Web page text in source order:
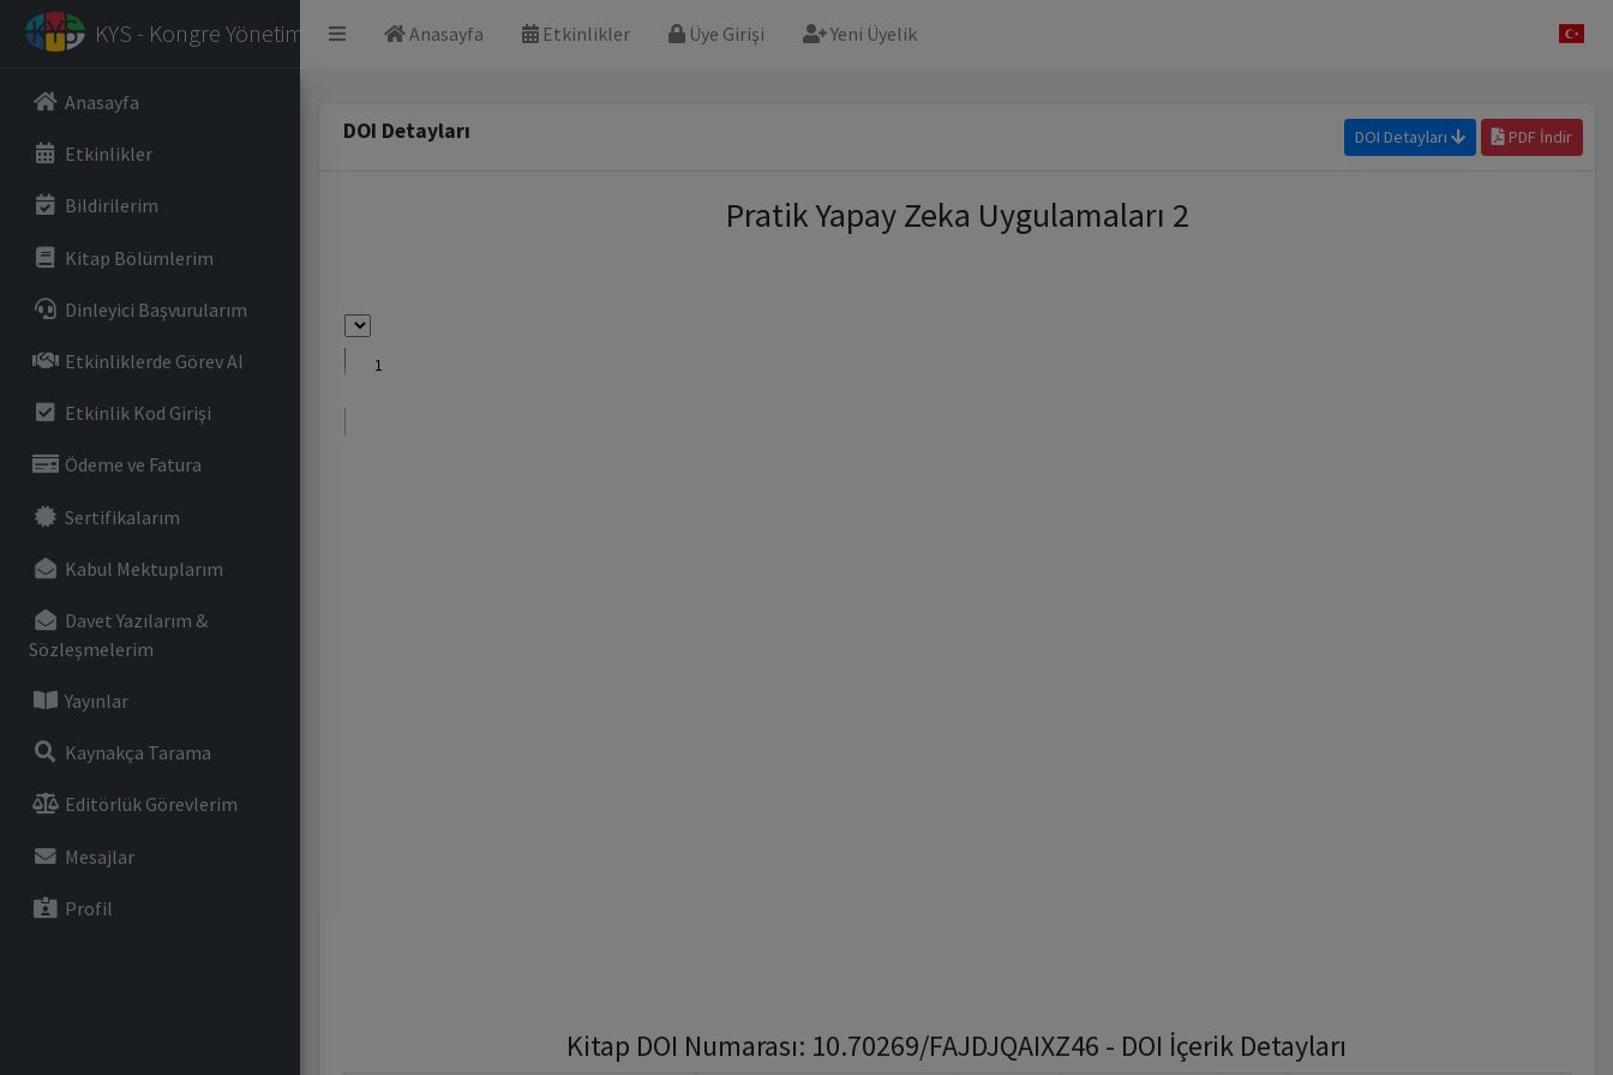
Anasayfa Etkinlikler Üye Girişi Yeni Üyelik
KYS - Kongre Yönetim Sistemi
Anasayfa
Etkinlikler
Bildirilerim
Kitap Bölümlerim
Dinleyici Başvurularım
Etkinliklerde Görev Al
Etkinlik Kod Girişi
Ödeme ve Fatura
Sertifikalarım
Kabul Mektuplarım
Davet Yazılarım &
Sözleşmelerim
Yayınlar
Kaynakça Tarama
Editörlük Görevlerim
Mesajlar
Profil
DOI Detayları DOI Detayları PDF İndir
Pratik Yapay Zeka Uygulamaları 2
Kitap DOI Numarası: 10.70269/FAJDJQAIXZ46 - DOI İçerik Detayları